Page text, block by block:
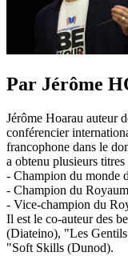
Par Jérôme
Jérôme Hoarau auteur
conférencier
francophone dans le
a obtenu plusieurs
- Champion du monde
- Champion du
- Vice-champion du
Il est le co-auteur des
(Diateino), "Les
"Soft Skills (Dunod).